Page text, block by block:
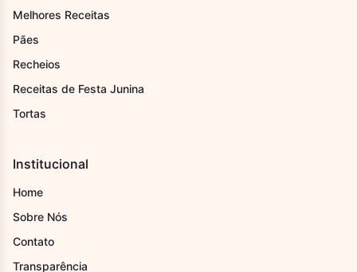
Melhores Receitas
Pães
Recheios
Receitas de Festa Junina
Tortas
Institucional
Home
Sobre Nós
Contato
Transparência